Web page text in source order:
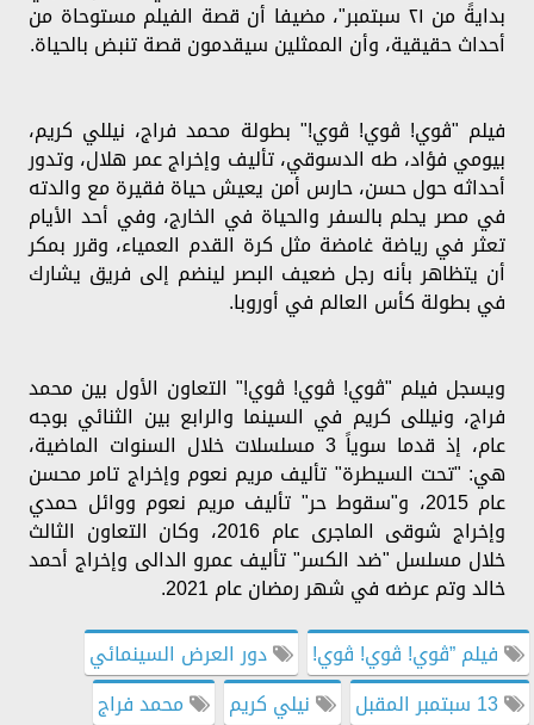
بدايةً من ٢١ سبتمبر"، مضيفا أن قصة الفيلم مستوحاة من
أحداث حقيقية، وأن الممثلين سيقدمون قصة تنبض بالحياة.
فيلم "ڤوي! ڤوي! ڤوي!" بطولة محمد فراج، نيللي كريم،
بيومي فؤاد، طه الدسوقي، تأليف وإخراج عمر هلال، وتدور
أحداثه حول حسن، حارس أمن يعيش حياة فقيرة مع والدته
في مصر يحلم بالسفر والحياة في الخارج، وفي أحد الأيام
تعثر في رياضة غامضة مثل كرة القدم العمياء، وقرر بمكر
أن يتظاهر بأنه رجل ضعيف البصر لينضم إلى فريق يشارك
في بطولة كأس العالم في أوروبا.
ويسجل فيلم "ڤوي! ڤوي! ڤوي!" التعاون الأول بين محمد
فراج، ونيللى كريم في السينما والرابع بين الثنائي بوجه
عام، إذ قدما سوياً 3 مسلسلات خلال السنوات الماضية،
هي: "تحت السيطرة" تأليف مريم نعوم وإخراج تامر محسن
عام 2015، و"سقوط حر" تأليف مريم نعوم ووائل حمدي
وإخراج شوقى الماجرى عام 2016، وكان التعاون الثالث
خلال مسلسل "ضد الكسر" تأليف عمرو الدالى وإخراج أحمد
خالد وتم عرضه في شهر رمضان عام 2021.
فيلم ”ڤوي! ڤوي! ڤوي!
دور العرض السينمائي
نيلي كريم
محمد فراج